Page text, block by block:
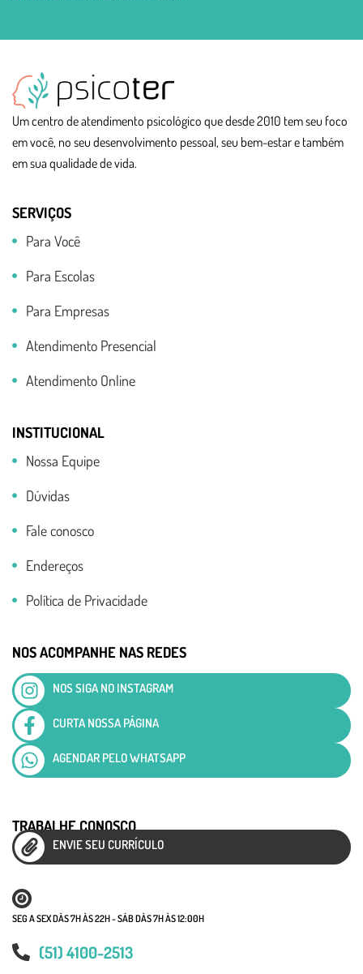
Um centro de atendimento psicológico que desde 2010 tem seu foco
em você, no seu desenvolvimento pessoal, seu bem-estar e também
em sua qualidade de vida.
SERVIÇOS
Para Você
Para Escolas
Para Empresas
Atendimento Presencial
Atendimento Online
INSTITUCIONAL
Nossa Equipe
Dúvidas
Fale conosco
Endereços
Política de Privacidade
NOS ACOMPANHE NAS REDES
NOS SIGA NO INSTAGRAM
CURTA NOSSA PÁGINA
AGENDAR PELO WHATSAPP
SEG A SEX DÀS 7H ÀS 22H - SÁB DÀS 7H ÀS 12:00H
(51) 4100-2513
TRABALHE CONOSCO
ENVIE SEU CURRÍCULO